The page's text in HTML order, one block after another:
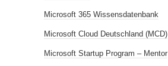
Microsoft 365 Wissensdatenbank
Microsoft Cloud Deutschland (MCD)
Microsoft Startup Program – Mentor